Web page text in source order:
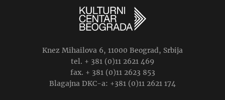
Knez Mihailova 6, 11000 Beograd, Srbija
tel. + 381 (0)11 2621 469
fax. + 381 (0)11 2623 853
Blagajna DKC-a: +381 (0)11 2621 174